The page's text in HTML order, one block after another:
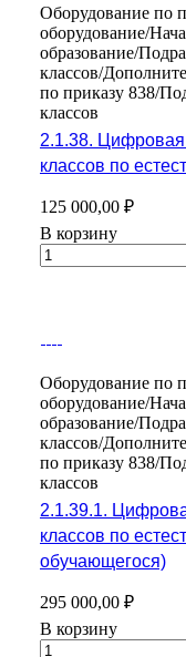
Оборудование по
оборудование/
образование/
классов/
по приказу 838/
классов
2.1.38.
классов по
125 000,00 ₽
В корзину
Оборудование по
оборудование/
образование/
классов/
по приказу 838/
классов
2.1.39.1.
классов по
обучающегося)
295 000,00 ₽
В корзину